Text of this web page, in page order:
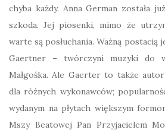
chyba każdy. Anna German została
szkoda. Jej piosenki, mimo że
warte są posłuchania. Ważną
Gaertner – twórczyni muzyki do
Małgośka. Ale Gaerter to także
dla różnych wykonawców;
wydanym na płytach większym
Mszy Beatowej Pan Przyjacielem